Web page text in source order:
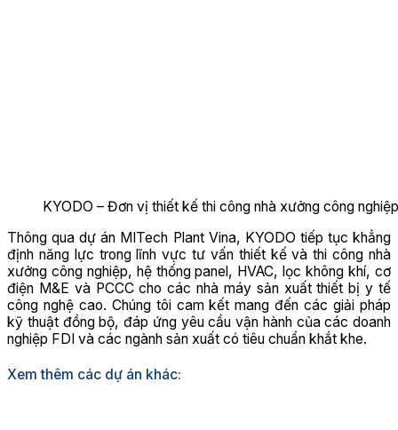
KYODO – Đơn vị thiết kế thi công nhà xưởng công
Thông qua dự án MITech Plant Vina, KYODO tiếp tục khẳng
định năng lực trong lĩnh vực tư vấn thiết kế và thi công nhà
xưởng công nghiệp, hệ thống panel, HVAC, lọc không khí, cơ
điện M&E và PCCC cho các nhà máy sản xuất thiết bị y tế
công nghệ cao. Chúng tôi cam kết mang đến các giải pháp
kỹ thuật đồng bộ, đáp ứng yêu cầu vận hành của các doanh
nghiệp FDI và các ngành sản xuất có tiêu chuẩn khắt khe.
Xem thêm các dự án khác: